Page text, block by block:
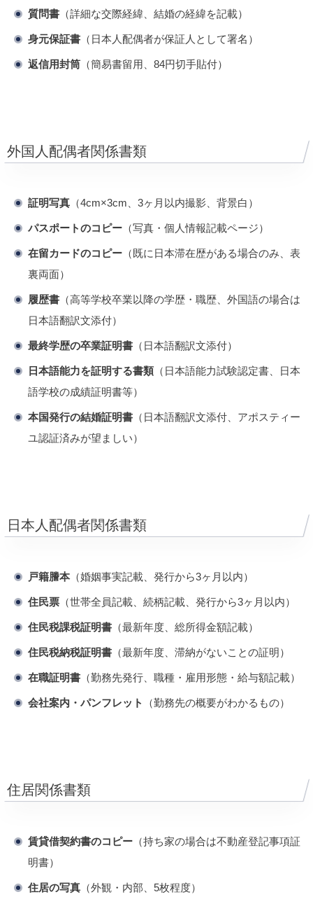
質問書 （詳細な交際経緯、結婚の経緯を記載）
身元保証書 （日本人配偶者が保証人として署名）
返信用封筒 （簡易書留用、84円切手貼付）
外国人配偶者関係書類
証明写真 （4cm×3cm、3ヶ月以内撮影、背景白）
パスポートのコピー （写真・個人情報記載ページ）
在留カードのコピー （既に日本滞在歴がある場合のみ、表
裏両面）
履歴書 （高等学校卒業以降の学歴・職歴、外国語の場合は
日本語翻訳文添付）
最終学歴の卒業証明書 （日本語翻訳文添付）
日本語能力を証明する書類 （日本語能力試験認定書、日本
語学校の成績証明書等）
本国発行の結婚証明書 （日本語翻訳文添付、アポスティー
ユ認証済みが望ましい）
日本人配偶者関係書類
戸籍謄本（婚姻事実記載、発行から3ヶ月以内）
住民票 （世帯全員記載、続柄記載、発行から3ヶ月以内）
住民税課税証明書 （最新年度、総所得金額記載）
住民税納税証明書 （最新年度、滞納がないことの証明）
在職証明書 （勤務先発行、職種・雇用形態・給与額記載）
会社案内・パンフレット （勤務先の概要がわかるもの）
住居関係書類
賃貸借契約書のコピー （持ち家の場合は不動産登記事項証
明書）
住居の写真 （外観・内部、5枚程度）